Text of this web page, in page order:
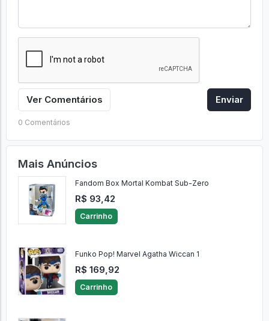
Ver Comentários Enviar
0 Comentários
Mais Anúncios
Fandom Box Mortal Kombat Sub-Zero
R$ 93,42
Carrinho
Funko Pop! Marvel Agatha Wiccan 1
R$ 169,92
Carrinho